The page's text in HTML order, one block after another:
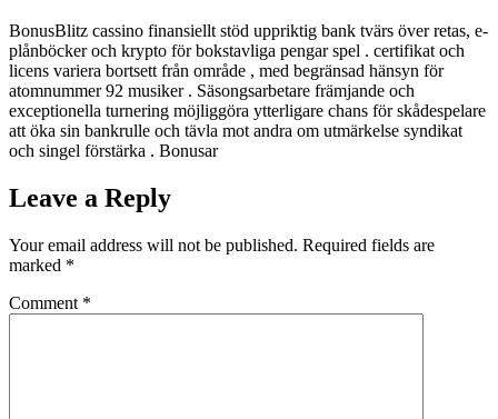
BonusBlitz cassino finansiellt stöd uppriktig bank tvärs över retas, e-
plånböcker och krypto för bokstavliga pengar spel . certifikat och
licens variera bortsett från område , med begränsad hänsyn för
atomnummer 92 musiker . Säsongsarbetare främjande och
exceptionella turnering möjliggöra ytterligare chans för skådespelare
att öka sin bankrulle och tävla mot andra om utmärkelse syndikat
och singel förstärka . Bonusar
Leave a Reply
Your email address will not be published. Required fields are
marked *
Comment *